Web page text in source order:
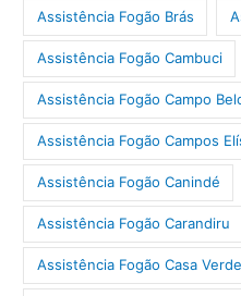
Assistência Fogão Brás
Assistência Fogão Cambuci
Assistência Fogão Campo
Assistência Fogão Campos
Assistência Fogão Canindé
Assistência Fogão Carandiru
Assistência Fogão Casa Verde